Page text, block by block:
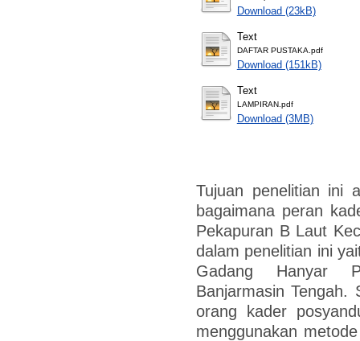
Download (23kB)
Text
DAFTAR PUSTAKA.pdf
Download (151kB)
Text
LAMPIRAN.pdf
Download (3MB)
Tujuan penelitian ini
bagaimana peran
Pekapuran B Laut
dalam penelitian ini
Gadang Hanyar
Banjarmasin Tengah.
orang kader
menggunakan